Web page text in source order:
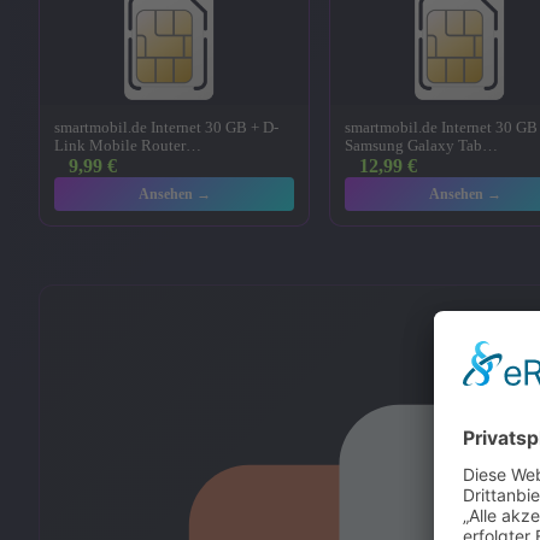
smartmobil.de Internet 30 GB + D-
Link Mobile Router…
9,99 €
Ansehen →
smartmobil.de Internet 30 GB
Samsung Galaxy Tab…
12,99 €
Ansehen →